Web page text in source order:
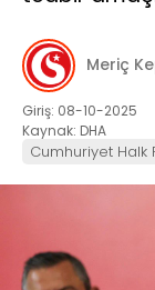
Meriç
Giriş: 08-10-2025
Kaynak: DHA
Cumhuriyet Halk